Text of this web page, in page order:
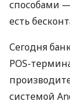
способами
есть
Сегодня
POS-
системой